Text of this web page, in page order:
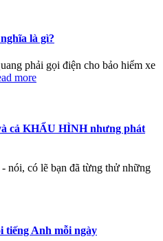
là gì?
phải gọi điện cho bảo hiểm xe
more
cả KHẨU HÌNH nhưng phát
nói, có lẽ bạn đã từng thử những
tiếng Anh mỗi ngày